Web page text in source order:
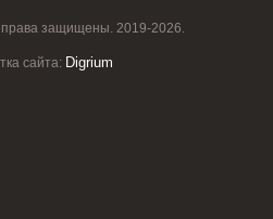
защищены. 2019-2026.
сайта: Digrium